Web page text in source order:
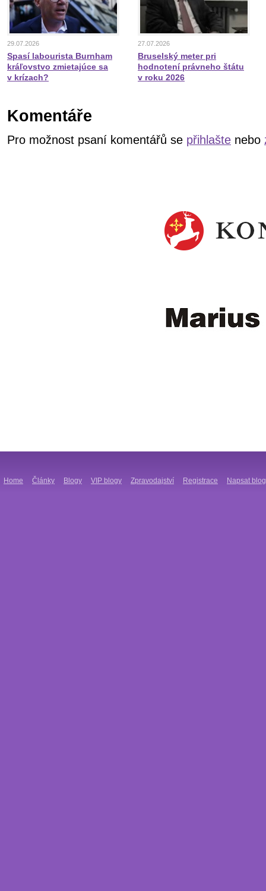
29.07.2026
Spasí labourista Burnham
kráľovstvo zmietajúce sa
v krízach?
27.07.2026
Bruselský meter pri
hodnotení právneho štátu
v roku 2026
Komentáře
Pro možnost psaní komentářů se přihlašte nebo
Home Články Blogy VIP blogy Zpravodajství Registrace Napsat blog